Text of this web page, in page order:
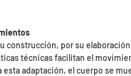
construcción, por su
técnicas facilitan el
esta adaptación, el cuerpo se